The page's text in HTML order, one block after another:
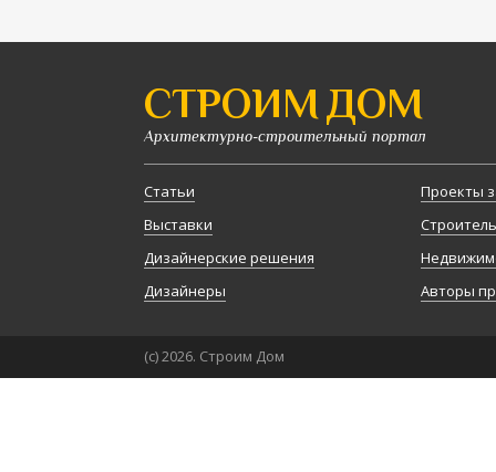
СТРОИМ ДОМ
Архитектурно-строительный портал
Статьи
Выставки
Дизайнерские решения
Дизайнеры
Проекты
Авторы
(с) 2026. Строим Дом